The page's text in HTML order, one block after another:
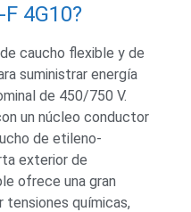
4G10?
caucho flexible y de
suministrar energía
de 450/750 V.
un núcleo conductor
de etileno-
exterior de
ofrece una gran
tensiones químicas,